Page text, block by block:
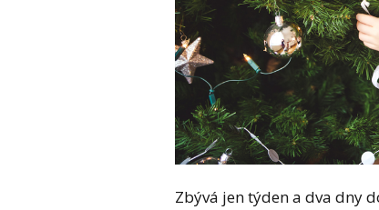
Zbývá jen týden a dva dny